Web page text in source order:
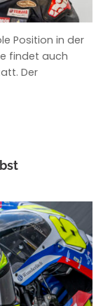
Position in der
findet auch
Der